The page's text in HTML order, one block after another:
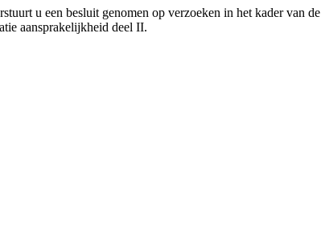
u een besluit genomen op verzoeken in het kader van
aansprakelijkheid deel II.